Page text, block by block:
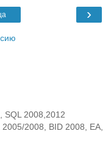
›
SQL 2008,2012
2008, BID 2008, EA,